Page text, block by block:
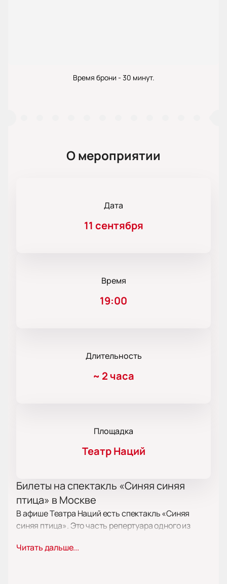
Время брони - 30 минут.
О мероприятии
Дата
11 сентября
Время
19:00
Длительность
~ 2 часа
Площадка
Театр Наций
Билеты на спектакль «Синяя синяя
птица» в Москве
В афише Театра Наций есть спектакль «Синяя
синяя птица». Это часть репертуара одного из
на спектакль дает возможность увидеть работу
Читать дальше...